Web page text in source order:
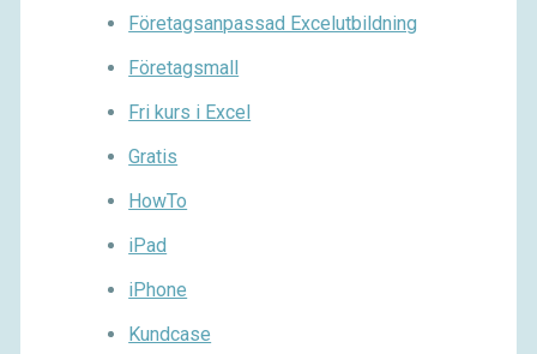
Företagsanpassad Excelutbildning
Företagsmall
Fri kurs i Excel
Gratis
HowTo
iPad
iPhone
Kundcase